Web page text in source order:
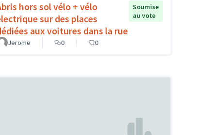
hors sol vélo + vélo
sur des places
aux voitures dans la rue
Soumise
au vote
Jerome 0 0